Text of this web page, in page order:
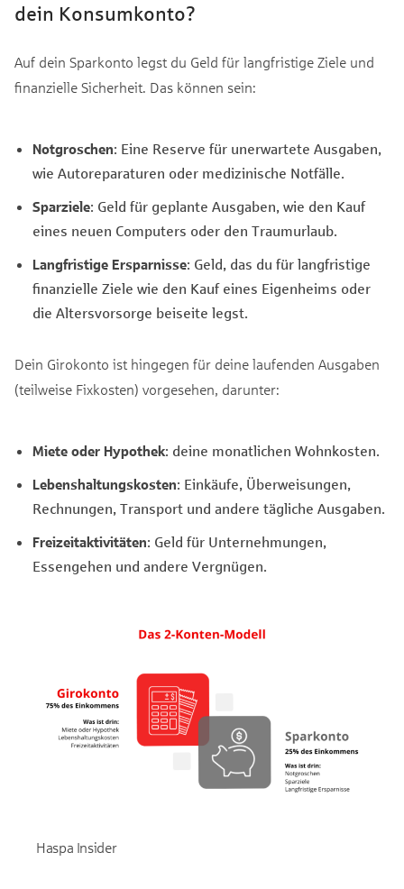
dein Konsumkonto?
Auf dein Sparkonto legst du Geld für langfristige Ziele und
finanzielle Sicherheit. Das können sein:
Notgroschen: Eine Reserve für unerwartete Ausgaben,
wie Autoreparaturen oder medizinische Notfälle.
Sparziele: Geld für geplante Ausgaben, wie den Kauf
eines neuen Computers oder den Traumurlaub.
Langfristige Ersparnisse: Geld, das du für langfristige
finanzielle Ziele wie den Kauf eines Eigenheims oder
die Altersvorsorge beiseite legst.
Dein Girokonto ist hingegen für deine laufenden Ausgaben
(teilweise Fixkosten) vorgesehen, darunter:
Miete oder Hypothek: deine monatlichen Wohnkosten.
Lebenshaltungskosten: Einkäufe, Überweisungen,
Rechnungen, Transport und andere tägliche Ausgaben.
Freizeitaktivitäten: Geld für Unternehmungen,
Essengehen und andere Vergnügen.
Haspa Insider